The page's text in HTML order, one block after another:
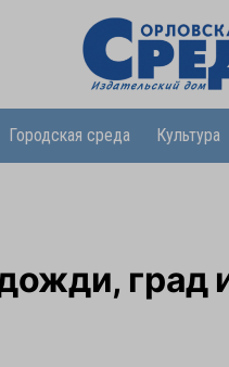
Городская среда Культура
град